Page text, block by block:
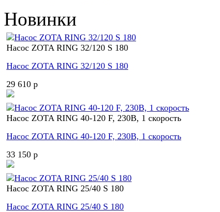
Новинки
Насос ZOTA RING 32/120 S 180
Насос ZOTA RING 32/120 S 180
29 610 p
Насос ZOTA RING 40-120 F, 230В, 1 скорость
Насос ZOTA RING 40-120 F, 230В, 1 скорость
33 150 p
Насос ZOTA RING 25/40 S 180
Насос ZOTA RING 25/40 S 180